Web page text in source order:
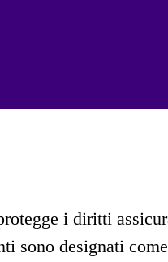
i diritti
sono designati